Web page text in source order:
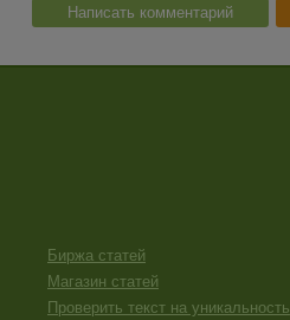
Написать комментарий
Биржа статей
Магазин статей
Проверить текст на уникальность